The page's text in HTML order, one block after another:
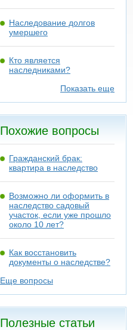
Наследование долгов
умершего
Кто является
наследниками?
Показать еще
Похожие вопросы
Гражданский брак:
квартира в наследство
Возможно ли оформить в
наследство садовый
участок, если уже прошло
около 10 лет?
Как восстановить
документы о наследстве?
Еще вопросы
Полезные статьи